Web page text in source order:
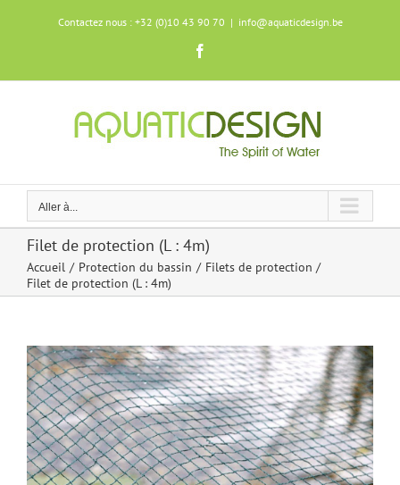
Contactez nous : +32 (0)10 43 90 70 | info@aquaticdesign.be
Aller à...
Filet de protection (L : 4m)
Accueil Protection du bassin
Filets de protection
Filet de protection (L : 4m)